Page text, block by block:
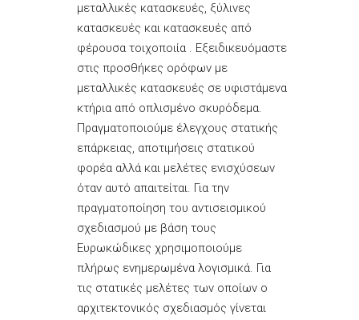
μεταλλικές κατασκευές, ξύλινες
κατασκευές και κατασκευές από
φέρουσα τοιχοποιία . Εξειδικευόμαστε
στις προσθήκες ορόφων με
μεταλλικές κατασκευές σε υφιστάμενα
κτήρια από οπλισμένο σκυρόδεμα.
Πραγματοποιούμε έλεγχους στατικής
επάρκειας, αποτιμήσεις στατικού
φορέα αλλά και μελέτες ενισχύσεων
όταν αυτό απαιτείται. Για την
πραγματοποίηση του αντισεισμικού
σχεδιασμού με βάση τους
Ευρωκώδικες χρησιμοποιούμε
πλήρως ενημερωμένα λογισμικά. Για
τις στατικές μελέτες των οποίων ο
αρχιτεκτονικός σχεδιασμός γίνεται